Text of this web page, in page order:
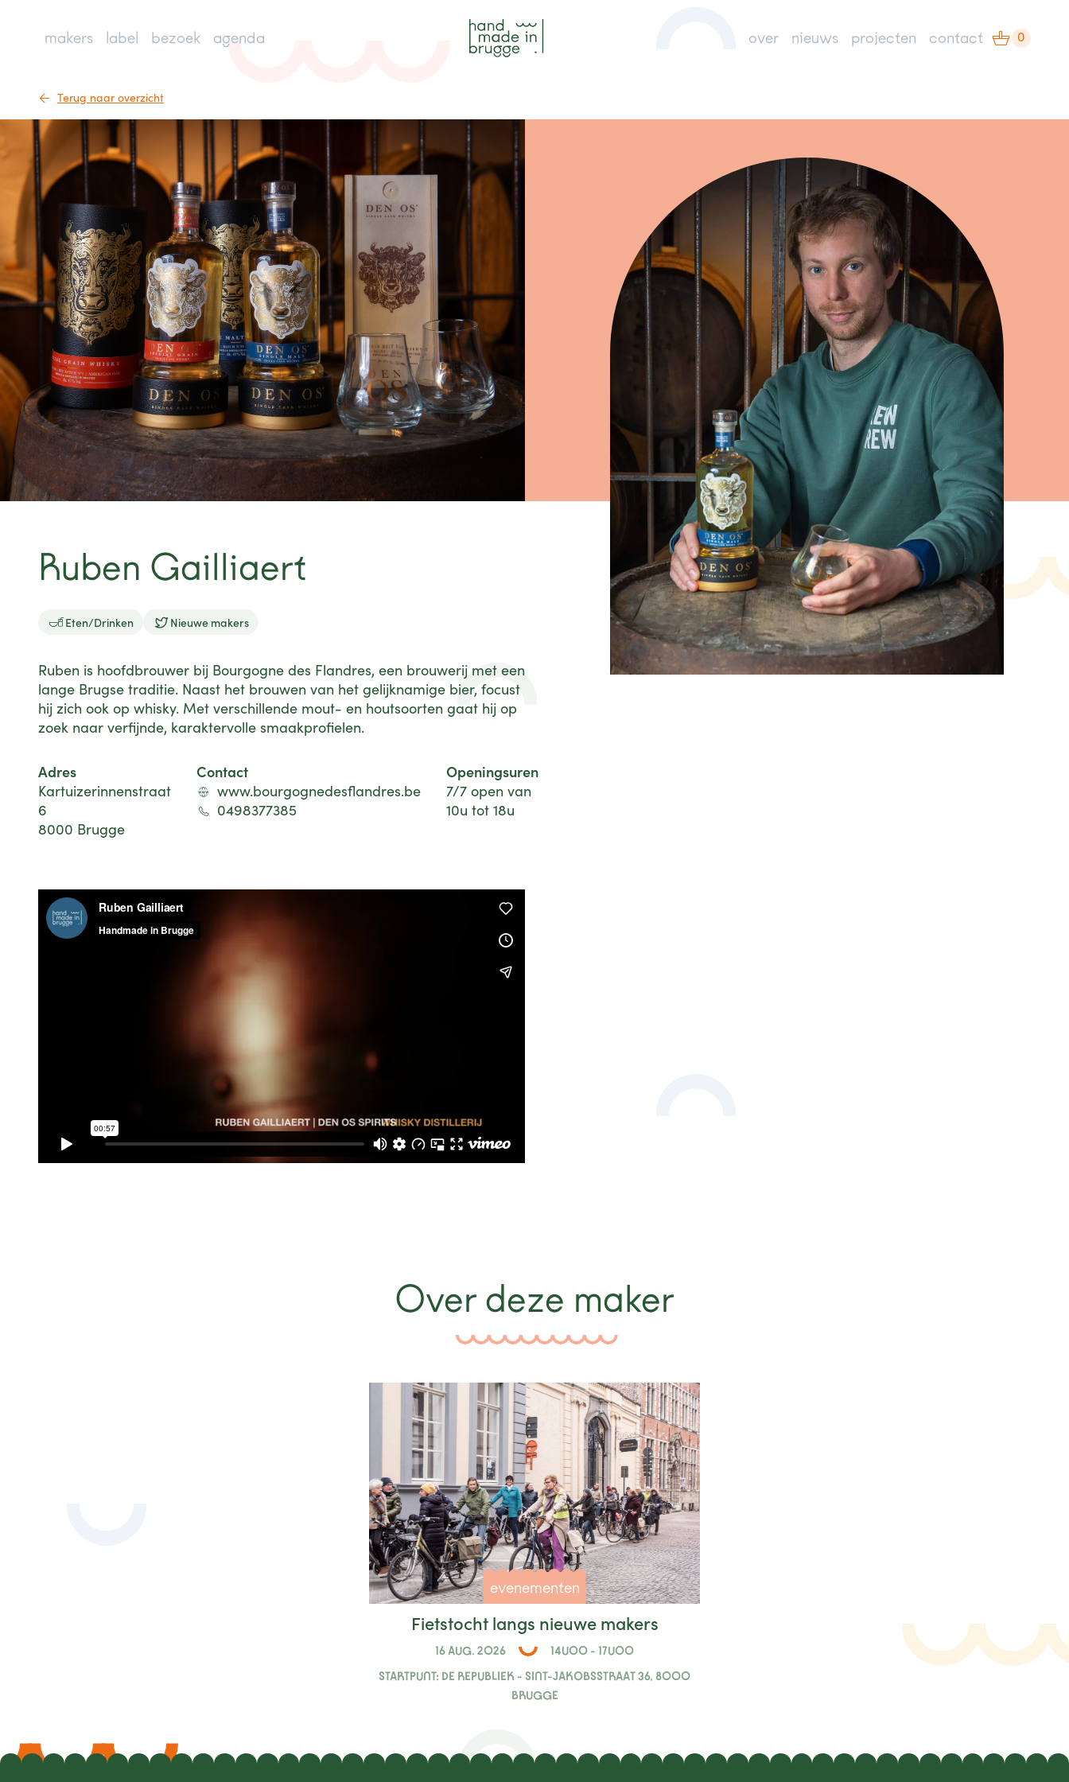
makers label bezoek agenda over nieuws projecten contact 0
Terug naar overzicht
Ruben Gailliaert
Eten/Drinken Nieuwe makers
Ruben is hoofdbrouwer bij Bourgogne des Flandres, een brouwerij met een
lange Brugse traditie. Naast het brouwen van het gelijknamige bier, focust
hij zich ook op whisky. Met verschillende mout- en houtsoorten gaat hij op
zoek naar verfijnde, karaktervolle smaakprofielen.
Adres
Kartuizerinnenstraat
6
8000 Brugge
Contact
www.bourgognedesflandres.be
0498377385
Openingsuren
7/7 open van
10u tot 18u
Over deze maker
evenementen
Fietstocht langs nieuwe makers
16 AUG. 2026
14U00 - 17U00
STARTPUNT: DE REPUBLIEK - SINT-JAKOBSSTRAAT 36, 8000
BRUGGE